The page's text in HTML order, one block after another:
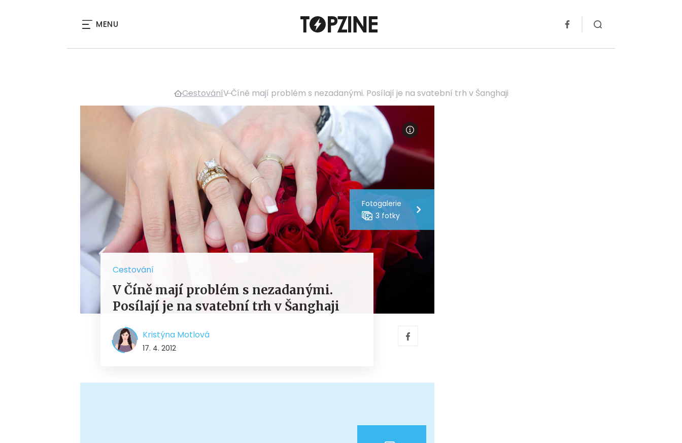
MENU
CestováníV Číně mají problém s nezadanými. Posílají je na svatební trh v Šanghaji
Fotogalerie
3 fotky
Cestování
V Číně mají problém s nezadanými.
Posílají je na svatební trh v Šanghaji
Kristýna Motlová
17. 4. 2012